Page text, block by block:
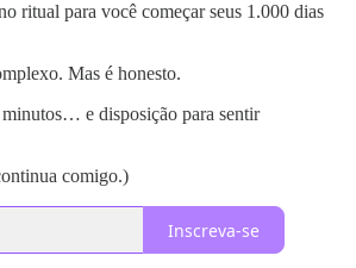
ritual para você começar seus 1.000 dias
Mas é honesto.
e disposição para sentir
comigo.)
Inscreva-se